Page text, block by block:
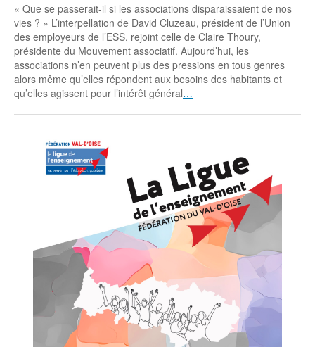
« Que se passerait-il si les associations disparaissaient de nos
vies ? » L’interpellation de David Cluzeau, président de l’Union
des employeurs de l’ESS, rejoint celle de Claire Thoury,
présidente du Mouvement associatif. Aujourd’hui, les
associations n’en peuvent plus des pressions en tous genres
alors même qu’elles répondent aux besoins des habitants et
qu’elles agissent pour l’intérêt général…